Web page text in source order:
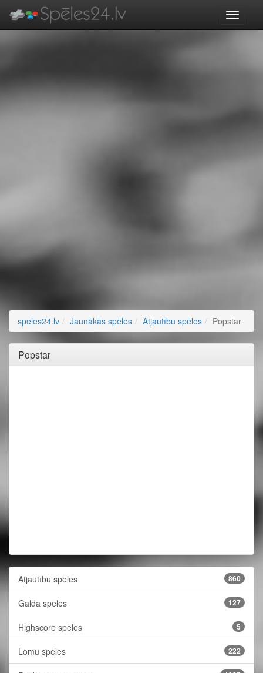
speles24.lv Jaunākās spēles Atjautību spēles Popstar
Popstar
Atjautību spēles 860
Galda spēles 127
Highscore spēles 5
Lomu spēles 222